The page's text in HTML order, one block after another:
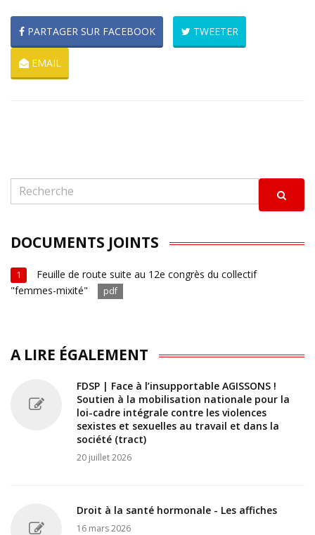
PARTAGER SUR FACEBOOK TWEETER
EMAIL
DOCUMENTS JOINTS
1
Feuille de route suite au 12e congrès du collectif
"femmes-mixité"
pdf
A LIRE ÉGALEMENT
FDSP | Face à l’insupportable AGISSONS !
Soutien à la mobilisation nationale pour la
loi-cadre intégrale contre les violences
sexistes et sexuelles au travail et dans la
société (tract)
20 juillet 2026
Droit à la santé hormonale - Les affiches
16 mars 2026